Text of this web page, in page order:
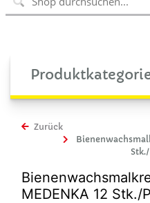
Zurück
MEDENKA 12 Stk./